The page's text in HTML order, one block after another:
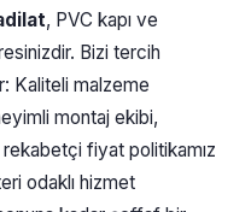
, PVC kapı ve
Bizi tercih
Kaliteli malzeme
montaj ekibi,
fiyat politikamız
odaklı hizmet